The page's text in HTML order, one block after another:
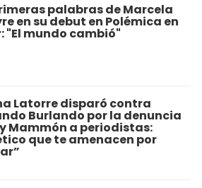
palabras de Marcela
en su debut en Polémica en
"El mundo cambió"
Latorre disparó contra
Burlando por la denuncia
Mammón a periodistas:
que te amenacen por